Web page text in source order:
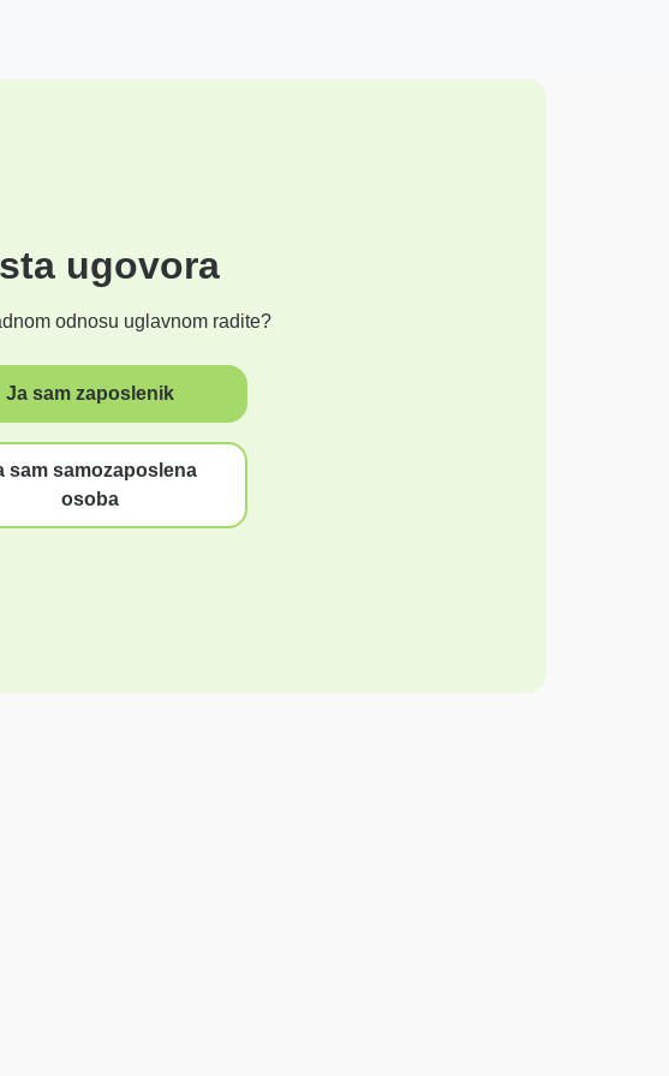
ugovora
odnosu uglavnom radite?
Ja sam zaposlenik
sam samozaposlena
osoba